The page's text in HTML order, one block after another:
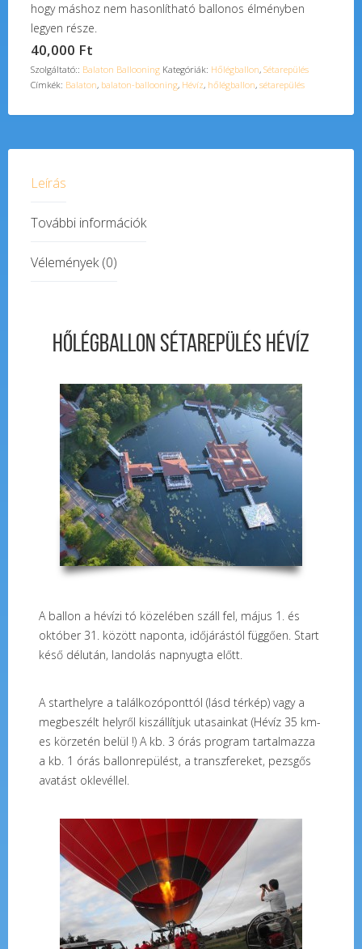
hogy máshoz nem hasonlítható ballonos élményben
legyen része.
40,000 Ft
Szolgáltató:: Balaton Ballooning Kategóriák: Hőlégballon, Sétarepülés
Címkék: Balaton, balaton-ballooning, Hévíz, hőlégballon, sétarepülés
Leírás
További információk
Vélemények (0)
Hőlégballon Sétarepülés Hévíz
A ballon a hévízi tó közelében száll fel, május 1. és
október 31. között naponta, időjárástól függően. Start
késő délután, landolás napnyugta előtt.
A starthelyre a találkozóponttól (lásd térkép) vagy a
megbeszélt helyről kiszállítjuk utasainkat (Hévíz 35 km-
es körzetén belül !) A kb. 3 órás program tartalmazza
a kb. 1 órás ballonrepülést, a transzfereket, pezsgős
avatást oklevéllel.